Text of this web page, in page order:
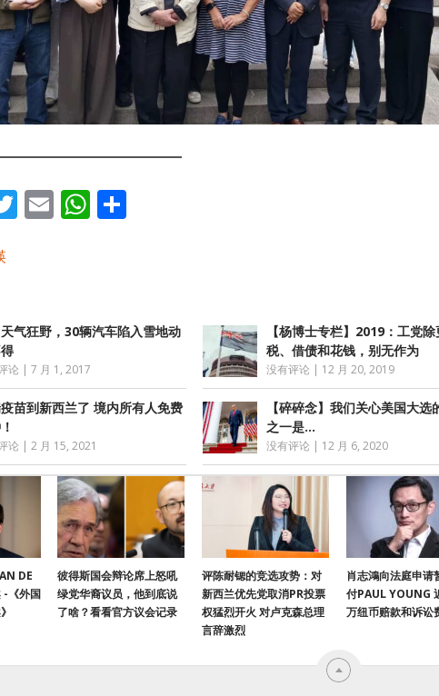
Twitter
EmailWhatsApp
气狂野，30辆汽车陷入雪地动
论 | 7 月 1, 2017
【杨博士专栏】2019：工党
税、借债和花钱，别无作为
没有评论 | 12 月 20, 2019
苗到新西兰了 境内所有人免费
论 | 2 月 15, 2021
【碎碎念】我们关心美国大选
之一是…
没有评论 | 12 月 6, 2020
DE
-《外国
彼得斯国会辩论席上怒吼
绿党华裔议员，他到底说
了啥？看看官方议会记录
评陈耐锶的竞选攻势：对
新西兰优先党取消PR投票
权猛烈开火 对卢克森总理
言辞激烈
肖志鴻向法庭申请
付PAUL YOUNG
万纽币赔款和诉讼